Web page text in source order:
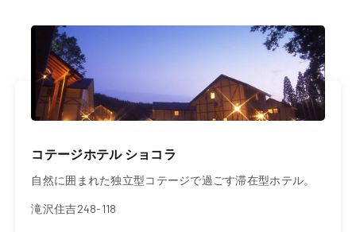
コテージホテル ショコラ
自然に囲まれた独立型コテージで過ごす滞在型ホテル。
滝沢住吉248-118